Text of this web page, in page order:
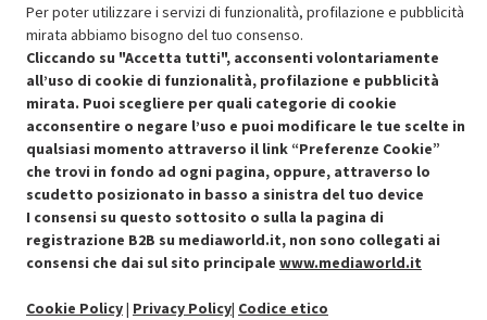
Condizioni generali di vendita
Cookie Policy
Preferenze cookie
Informativa privacy
Accessibilità
Recedere dal contratto qui
Per poter utilizzare i servizi di funzionalità, profilazione e pubblicità
mirata abbiamo bisogno del tuo consenso.
Cliccando su "Accetta tutti", acconsenti volontariamente
all’uso di cookie di funzionalità, profilazione e pubblicità
mirata. Puoi scegliere per quali categorie di cookie
acconsentire o negare l’uso e puoi modificare le tue scelte in
qualsiasi momento attraverso il link “Preferenze Cookie”
che trovi in fondo ad ogni pagina, oppure, attraverso lo
scudetto posizionato in basso a sinistra del tuo device
I consensi su questo sottosito o sulla la pagina di
registrazione B2B su mediaworld.it, non sono collegati ai
consensi che dai sul sito principale www.mediaworld.it
Cookie Policy| Privacy Policy| Codice etico